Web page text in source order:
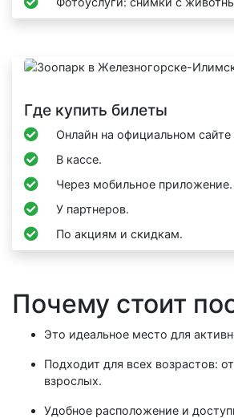
Где купить билеты
Онлайн на официальном сайте
В кассе.
Через мобильное приложение.
У партнеров.
По акциям и скидкам.
Почему стоит
Это идеальное место для
Подходит для всех возрастов:
взрослых.
Удобное расположение и